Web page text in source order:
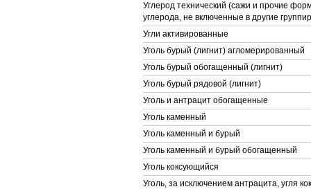
Углерод технический (сажи и прочие
углерода, не включенные в другие
Угли активированные
Уголь бурый (лигнит) агломерированный
Уголь бурый обогащенный (лигнит)
Уголь бурый рядовой (лигнит)
Уголь и антрацит обогащенные
Уголь каменный
Уголь каменный и бурый
Уголь каменный и бурый обогащенный
Уголь коксующийся
Уголь, за исключением антрацита, угля